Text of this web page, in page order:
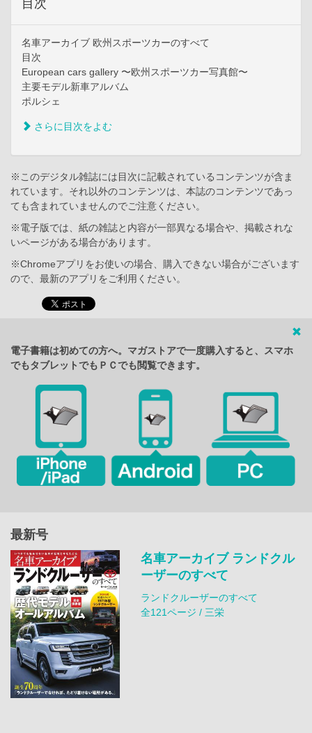
目次
名車アーカイブ 欧州スポーツカーのすべて
目次
European cars gallery 〜欧州スポーツカー写真館〜
主要モデル新車アルバム
ポルシェ
さらに目次をよむ
※このデジタル雑誌には目次に記載されているコンテンツが含ま
れています。それ以外のコンテンツは、本誌のコンテンツであっ
ても含まれていませんのでご注意ください。
※電子版では、紙の雑誌と内容が一部異なる場合や、掲載されな
いページがある場合があります。
※Chromeアプリをお使いの場合、購入できない場合がございます
ので、最新のアプリをご利用ください。
電子書籍は初めての方へ。マガストアで一度購入すると、スマホ
でもタブレットでもＰＣでも閲覧できます。
最新号
名車アーカイブ ランドクル
ーザーのすべて
ランドクルーザーのすべて
全121ページ / 三栄